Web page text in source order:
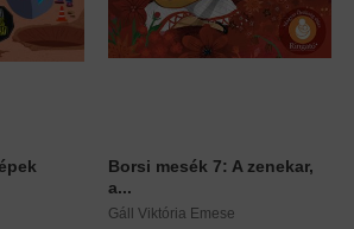
Borsi mesék 7: A zenekar,
a...
Gáll Viktória Emese